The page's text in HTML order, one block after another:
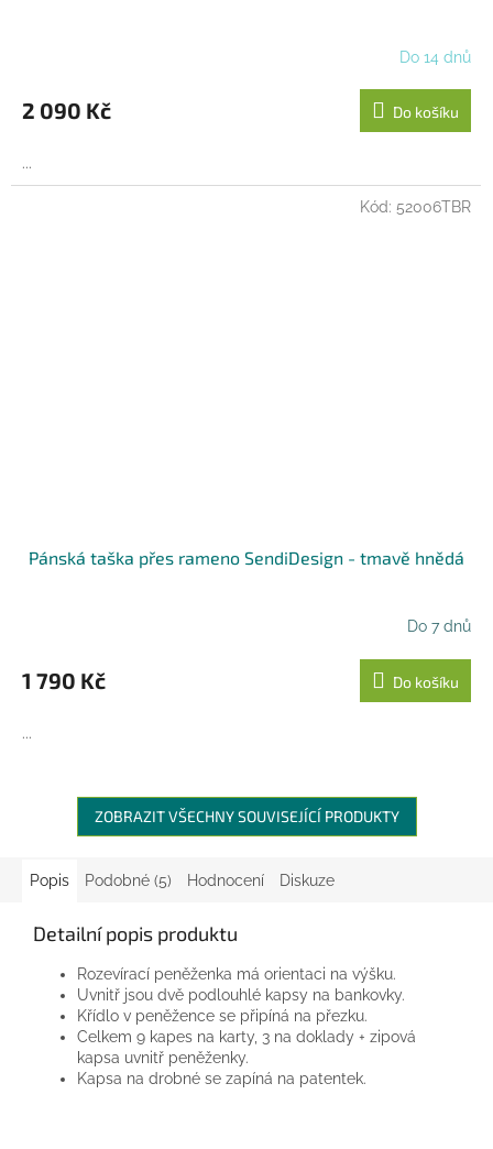
Do 14 dnů
2 090 Kč Do košíku
...
Pánská taška přes rameno SendiDesign - tmavě hnědá
Do 7 dnů
1 790 Kč Do košíku
...
Kód: 52006TBR
ZOBRAZIT VŠECHNY SOUVISEJÍCÍ PRODUKTY
Popis Podobné (5) Hodnocení Diskuze
Detailní popis produktu
Rozevírací peněženka má orientaci na výšku.
Uvnitř jsou dvě podlouhlé kapsy na bankovky.
Křídlo v peněžence se připíná na přezku.
Celkem 9 kapes na karty, 3 na doklady + zipová
kapsa uvnitř peněženky.
Kapsa na drobné se zapíná na patentek.